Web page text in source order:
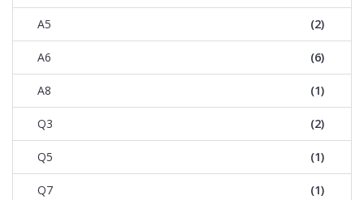
A5 (2)
A6 (6)
A8 (1)
Q3 (2)
Q5 (1)
Q7 (1)